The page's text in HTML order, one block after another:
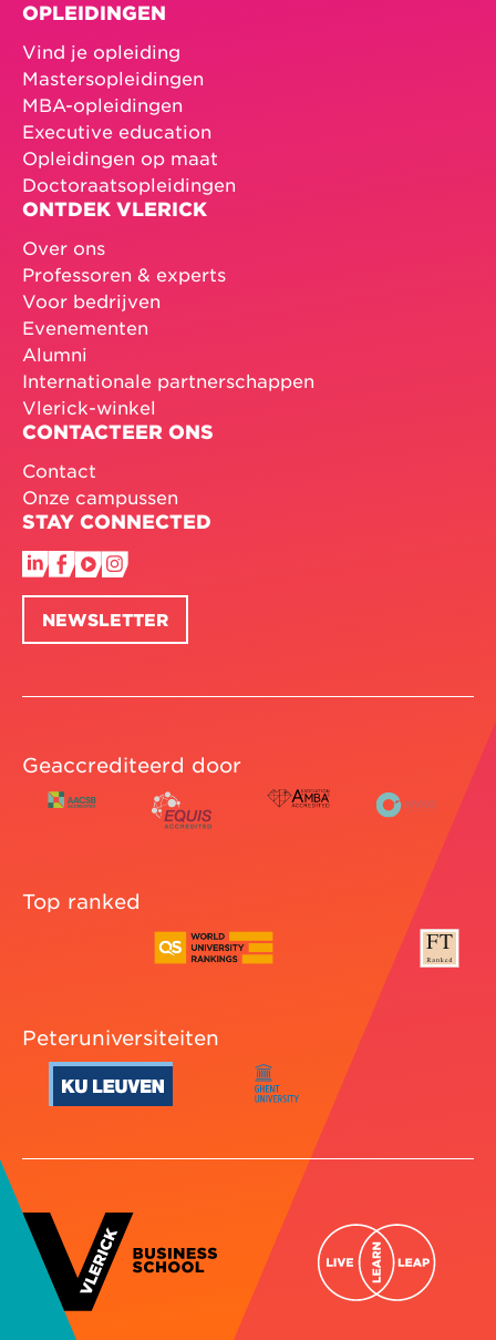
OPLEIDINGEN
Vind je opleiding
Mastersopleidingen
MBA-opleidingen
Executive education
Opleidingen op maat
Doctoraatsopleidingen
ONTDEK VLERICK
Over ons
Professoren & experts
Voor bedrijven
Evenementen
Alumni
Internationale partnerschappen
Vlerick-winkel
CONTACTEER ONS
Contact
Onze campussen
STAY CONNECTED
NEWSLETTER
Geaccrediteerd door
Top ranked
Peteruniversiteiten